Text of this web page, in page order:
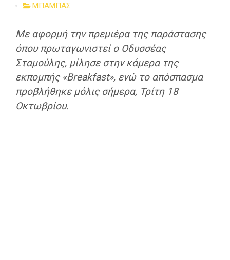
ΜΠΑΜΠΑΣ
Με αφορμή την πρεμιέρα της παράστασης
όπου πρωταγωνιστεί ο Οδυσσέας
Σταμούλης, μίλησε στην κάμερα της
εκπομπής «Breakfast», ενώ το απόσπασμα
προβλήθηκε μόλις σήμερα, Τρίτη 18
Οκτωβρίου.